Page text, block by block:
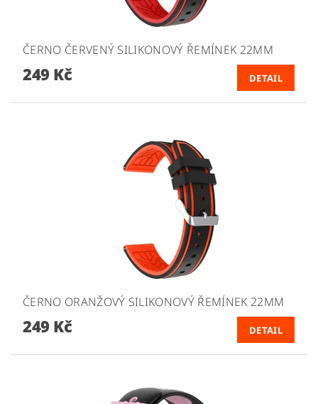
ČERNO ČERVENÝ SILIKONOVÝ ŘEMÍNEK 22MM
249 Kč DETAIL
ČERNO ORANŽOVÝ SILIKONOVÝ ŘEMÍNEK 22MM
249 Kč DETAIL